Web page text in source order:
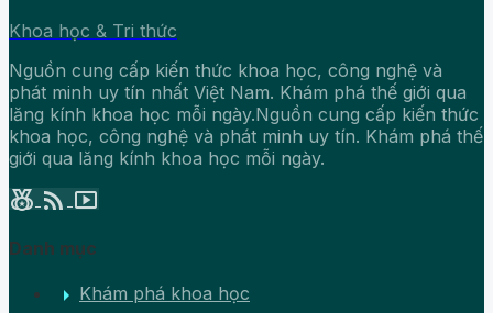
Khoa học & Tri thức
Nguồn cung cấp kiến thức khoa học, công nghệ và
phát minh uy tín nhất Việt Nam. Khám phá thế giới qua
lăng kính khoa học mỗi ngày.Nguồn cung cấp kiến thức
khoa học, công nghệ và phát minh uy tín. Khám phá thế
giới qua lăng kính khoa học mỗi ngày.
social_leaderboard rss_feed smart_display
Danh mục
arrow_right Khám phá khoa học